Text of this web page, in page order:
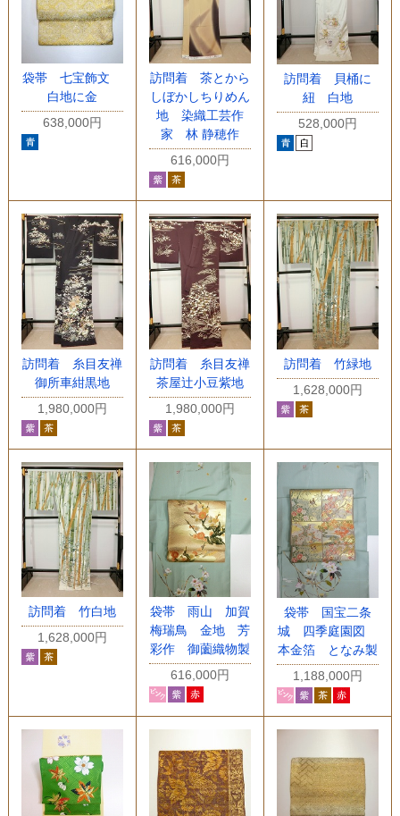
袋帯 七宝飾文
白地に金
638,000円
訪問着 茶とから
しぼかしちりめん
地 染織工芸作
家 林 静穂作
616,000円
訪問着 貝桶に
紐 白地
528,000円
訪問着 糸目友禅
御所車紺黒地
1,980,000円
訪問着 糸目友禅
茶屋辻小豆紫地
1,980,000円
訪問着 竹緑地
1,628,000円
訪問着 竹白地
1,628,000円
袋帯 雨山 加賀
梅瑞鳥 金地 芳
彩作 御薗織物製
616,000円
袋帯 国宝二条
城 四季庭園図
本金箔 となみ製
1,188,000円